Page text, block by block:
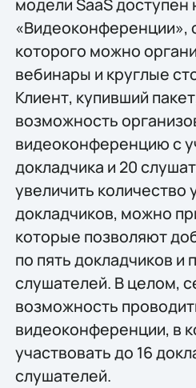
модели SaaS
которого можно
вебинары и круглые
Клиент, купивший
возможность
видеоконференцию с
докладчика и 20
увеличить количество
докладчиков, можно
которые позволяют
по пять докладчиков и
слушателей. В целом,
возможность
видеоконференции, в
участвовать до 16
слушателей.